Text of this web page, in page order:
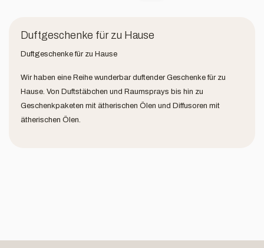
Duftgeschenke für zu Hause
Duftgeschenke für zu Hause
Wir haben eine Reihe wunderbar duftender Geschenke für zu
Hause. Von Duftstäbchen und Raumsprays bis hin zu
Geschenkpaketen mit ätherischen Ölen und Diffusoren mit
ätherischen Ölen.